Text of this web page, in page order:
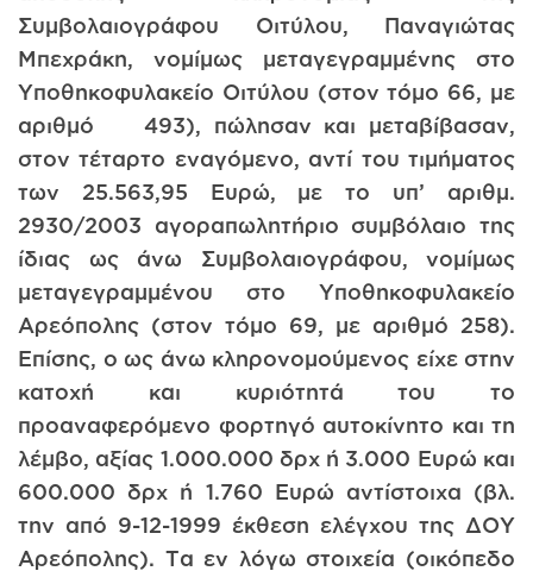
Συμβολαιογράφου Οιτύλου, Παναγιώτας
Μπεχράκη, νομίμως μεταγεγραμμένης στο
Υποθηκοφυλακείο Οιτύλου (στον τόμο 66, με
αριθμό 493), πώλησαν και μεταβίβασαν,
στον τέταρτο εναγόμενο, αντί του τιμήματος
των 25.563,95 Ευρώ, με το υπ’ αριθμ.
2930/2003 αγοραπωλητήριο συμβόλαιο της
ίδιας ως άνω Συμβολαιογράφου, νομίμως
μεταγεγραμμένου στο Υποθηκοφυλακείο
Αρεόπολης (στον τόμο 69, με αριθμό 258).
Επίσης, ο ως άνω κληρονομούμενος είχε στην
κατοχή και κυριότητά του το
προαναφερόμενο φορτηγό αυτοκίνητο και τη
λέμβο, αξίας 1.000.000 δρχ ή 3.000 Ευρώ και
600.000 δρχ ή 1.760 Ευρώ αντίστοιχα (βλ.
την από 9-12-1999 έκθεση ελέγχου της ΔΟΥ
Αρεόπολης). Τα εν λόγω στοιχεία (οικόπεδο